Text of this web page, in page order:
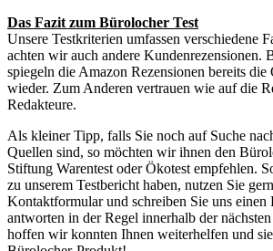
Das Fazit zum Bürolocher Test
Unsere Testkriterien umfassen verschiedene
achten wir auch andere Kundenrezensionen.
spiegeln die Amazon Rezensionen bereits die
wieder. Zum Anderen vertrauen wie auf die
Redakteure.
Als kleiner Tipp, falls Sie noch auf Suche
Quellen sind, so möchten wir ihnen den
Stiftung Warentest oder Ökotest empfehlen.
zu unserem Testbericht haben, nutzen Sie
Kontaktformular und schreiben Sie uns einen
antworten in der Regel innerhalb der
hoffen wir konnten Ihnen weiterhelfen und